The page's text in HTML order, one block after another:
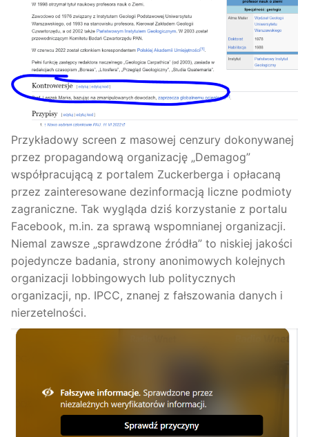
Przykładowy screen z masowej cenzury dokonywanej
przez propagandową organizację „Demagog”
współpracującą z portalem Zuckerberga i opłacaną
przez zainteresowane dezinformacją liczne podmioty
zagraniczne. Tak wygląda dziś korzystanie z portalu
Facebook, m.in. za sprawą wspomnianej organizacji.
Niemal zawsze „sprawdzone źródła” to niskiej jakości
pojedyncze badania, strony anonimowych kolejnych
organizacji lobbingowych lub politycznych
organizacji, np. IPCC, znanej z fałszowania danych i
nierzetelności.